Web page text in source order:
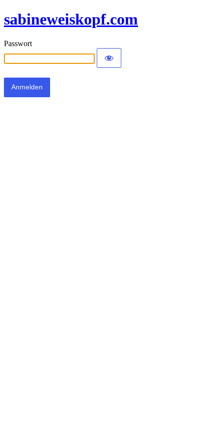
sabineweiskopf.com
Passwort